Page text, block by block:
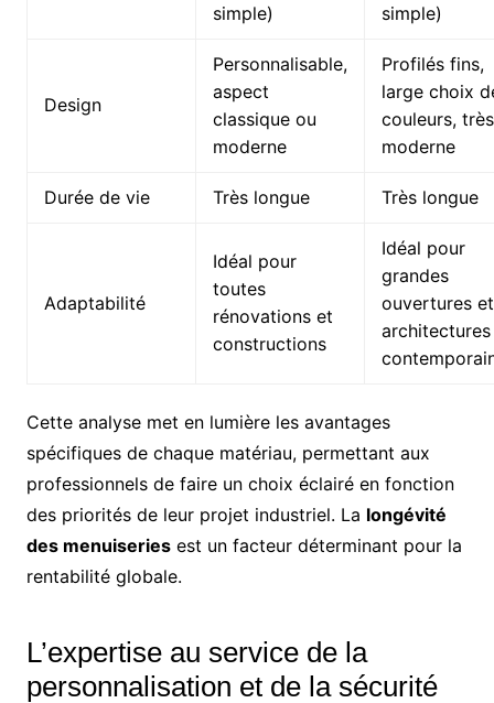
simple)
simple)
Design
Personnalisable,
aspect
classique ou
moderne
Profilés fins,
large choix
couleurs, très
moderne
Durée de vie Très longue Très longue
Adaptabilité
Idéal pour
toutes
rénovations et
constructions
Idéal pour
grandes
ouvertures et
architectures
Cette analyse met en lumière les avantages
spécifiques de chaque matériau, permettant aux
professionnels de faire un choix éclairé en fonction
des priorités de leur projet industriel. La longévité
des menuiseriesest un facteur déterminant pour la
rentabilité globale.
L’expertise au service de la
personnalisation et de la sécurité